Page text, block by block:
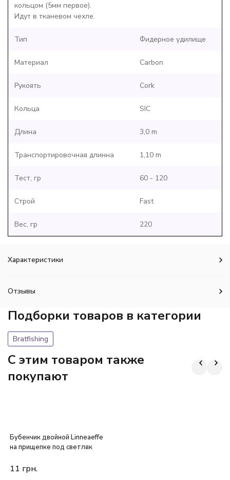
кольцом (5мм первое).
Идут в тканевом чехле.
Тип Фидерное удилище
Материал Carbon
Рукоять Cork
Кольца SIC
Длина 3,0 m
Транспортировочная длинна 1,10 m
Тест, гр 60 - 120
Строй Fast
Вес, гр 220
Характеристики
Отзывы
Подборки товаров в категории
Bratfishing
C этим товаром также
покупают
Бубенчик двойной Linneaeffe
на прищепке под светляк
11 грн.